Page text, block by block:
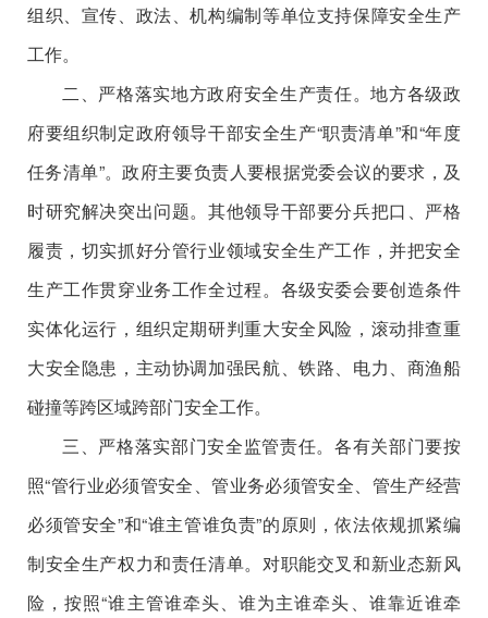
组织、宣传、政法、机构编制等单位支持保障安全生产
工作。
二、严格落实地方政府安全生产责任。地方各级政
府要组织制定政府领导干部安全生产“职责清单”和“年度
任务清单”。政府主要负责人要根据党委会议的要求，及
时研究解决突出问题。其他领导干部要分兵把口、严格
履责，切实抓好分管行业领域安全生产工作，并把安全
生产工作贯穿业务工作全过程。各级安委会要创造条件
实体化运行，组织定期研判重大安全风险，滚动排查重
大安全隐患，主动协调加强民航、铁路、电力、商渔船
碰撞等跨区域跨部门安全工作。
三、严格落实部门安全监管责任。各有关部门要按
照“管行业必须管安全、管业务必须管安全、管生产经营
必须管安全”和“谁主管谁负责”的原则，依法依规抓紧编
制安全生产权力和责任清单。对职能交叉和新业态新风
险，按照“谁主管谁牵头、谁为主谁牵头、谁靠近谁牵